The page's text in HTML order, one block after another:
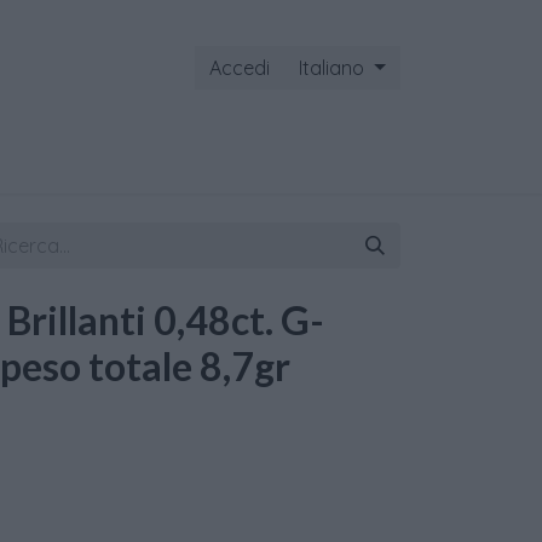
Accedi Italiano
Brillanti 0,48ct. G-
totale 8,7gr